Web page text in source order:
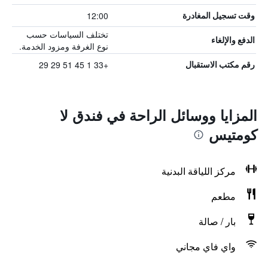
وقت تسجيل المغادرة 12:00
الدفع والإلغاء
تختلف السياسات حسب
نوع الغرفة ومزود الخدمة.
رقم مكتب الاستقبال +33 1 45 51 29 29
المزايا ووسائل الراحة في فندق لا
كومتيس
مركز اللياقة البدنية
مطعم
بار / صالة
واي فاي مجاني